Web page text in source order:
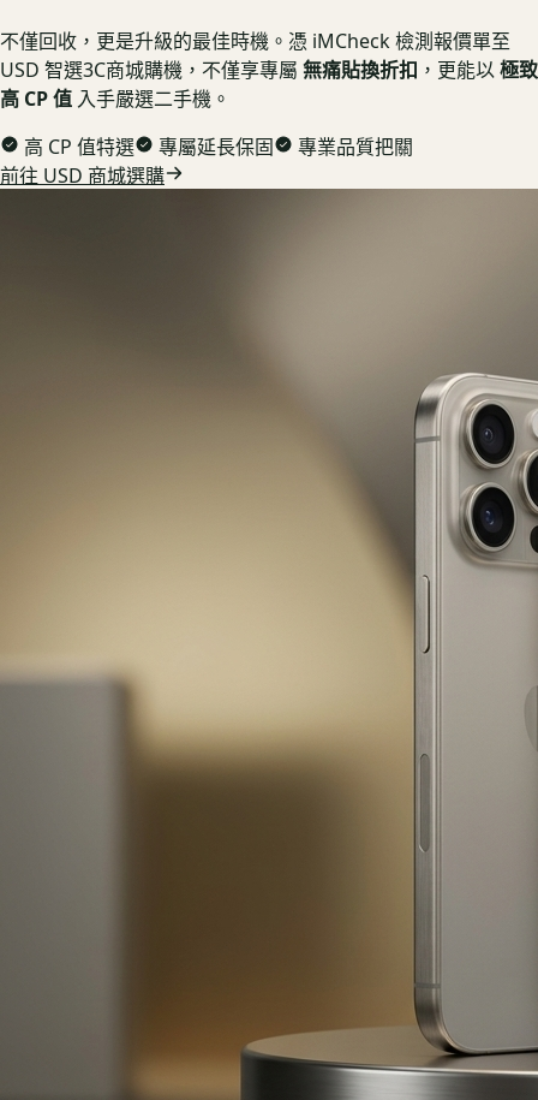
不僅回收，更是升級的最佳時機。憑 iMCheck 檢測報價單至
USD 智選3C商城購機，不僅享專屬 無痛貼換折扣 ，更能以極致
高 CP 值 入手嚴選二手機。
高 CP 值特選
專屬延長保固
專業品質把關
前往 USD 商城選購